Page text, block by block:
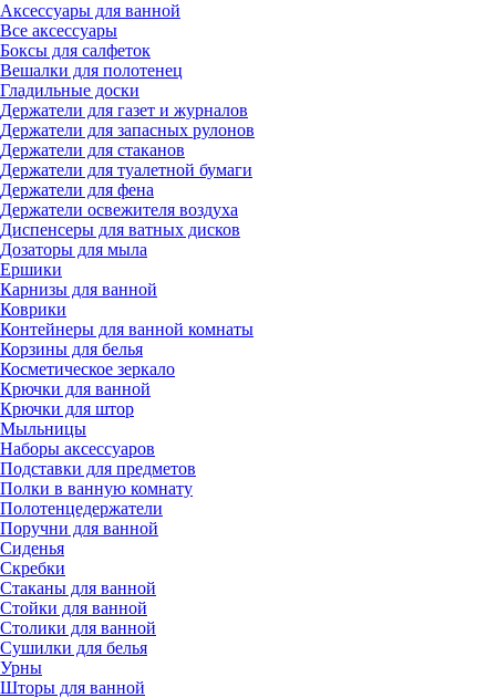
Аксессуары для ванной
Все аксессуары
Боксы для салфеток
Вешалки для полотенец
Гладильные доски
Держатели для газет и журналов
Держатели для запасных рулонов
Держатели для стаканов
Держатели для туалетной бумаги
Держатели для фена
Держатели освежителя воздуха
Диспенсеры для ватных дисков
Дозаторы для мыла
Ершики
Карнизы для ванной
Коврики
Контейнеры для ванной комнаты
Корзины для белья
Косметическое зеркало
Крючки для ванной
Крючки для штор
Мыльницы
Наборы аксессуаров
Подставки для предметов
Полки в ванную комнату
Полотенцедержатели
Поручни для ванной
Сиденья
Скребки
Стаканы для ванной
Стойки для ванной
Столики для ванной
Сушилки для белья
Урны
Шторы для ванной